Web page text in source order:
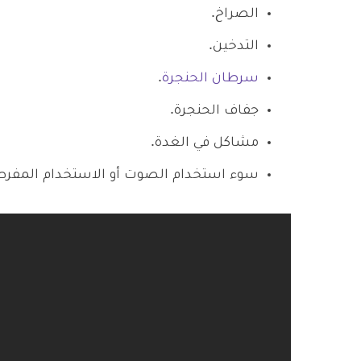
الصراخ.
التدخين.
سرطان الحنجرة.
جفاف الحنجرة.
مشاكل في الغدة.
سوء استخدام الصوت أو الاستخدام